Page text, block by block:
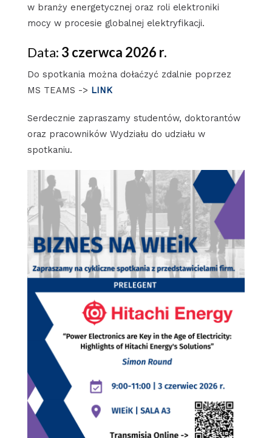
w branży energetycznej oraz roli elektroniki
mocy w procesie globalnej elektryfikacji.
Data: 3 czerwca 2026 r.
Do spotkania można dołaćzyć zdalnie poprzez
MS TEAMS -> LINK
Serdecznie zapraszamy studentów, doktorantów
oraz pracowników Wydziału do udziału w
spotkaniu.